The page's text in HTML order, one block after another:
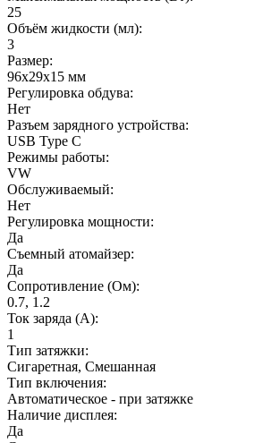
25
Объём жидкости (мл):
3
Размер:
96х29х15 мм
Регулировка обдува:
Нет
Разъем зарядного устройства:
USB Type C
Режимы работы:
VW
Обслуживаемый:
Нет
Регулировка мощности:
Да
Съемный атомайзер:
Да
Сопротивление (Ом):
0.7, 1.2
Ток заряда (А):
1
Тип затяжки:
Сигаретная, Смешанная
Тип включения:
Автоматическое - при затяжке
Наличие дисплея:
Да